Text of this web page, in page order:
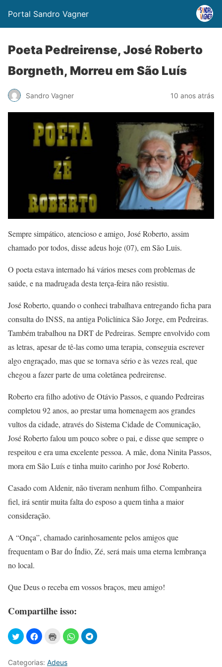
Portal Sandro Vagner
Poeta Pedreirense, José Roberto
Borgneth, Morreu em São Luís
Sandro Vagner 10 anos atrás
Sempre simpático, atencioso e amigo, José Roberto, assim
chamado por todos, disse adeus hoje (07), em São Luis.
O poeta estava internado há vários meses com problemas de
saúde, e na madrugada desta terça-feira não resistiu.
José Roberto, quando o conheci trabalhava entregando ficha para
consulta do INSS, na antiga Policlínica São Jorge, em Pedreiras.
Também trabalhou na DRT de Pedreiras. Sempre envolvido com
as letras, apesar de tê-las como uma terapia, conseguia escrever
algo engraçado, mas que se tornava sério e às vezes real, que
chegou a fazer parte de uma coletânea pedreirense.
Roberto era filho adotivo de Otávio Passos, e quando Pedreiras
completou 92 anos, ao prestar uma homenagem aos grandes
vultos da cidade, através do Sistema Cidade de Comunicação,
José Roberto falou um pouco sobre o pai, e disse que sempre o
respeitou e era uma excelente pessoa. A mãe, dona Ninita Passos,
mora em São Luís e tinha muito carinho por José Roberto.
Casado com Aldenir, não tiveram nenhum filho. Companheira
fiel, irá sentir muita falta do esposo a quem tinha a maior
consideração.
A “Onça”, chamado carinhosamente pelos amigos que
frequentam o Bar do Índio, Zé, será mais uma eterna lembrança
no local.
Que Deus o receba em vossos braços, meu amigo!
Compartilhe isso:
Categorias: Adeus